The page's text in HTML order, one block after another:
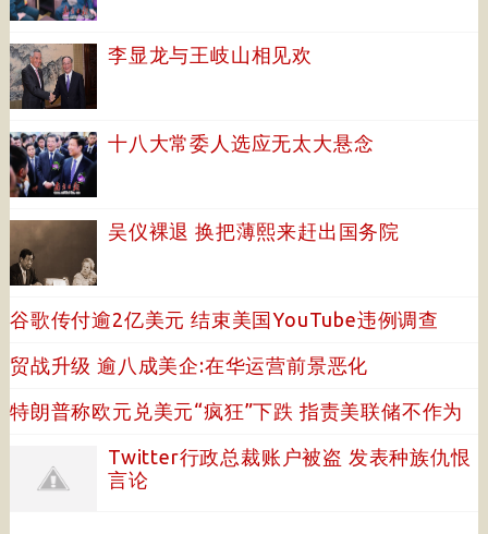
李显龙与王岐山相见欢
十八大常委人选应无太大悬念
吴仪裸退 换把薄熙来赶出国务院
谷歌传付逾2亿美元 结束美国YouTube违例调查
贸战升级 逾八成美企:在华运营前景恶化
特朗普称欧元兑美元“疯狂”下跌 指责美联储不作为
Twitter行政总裁账户被盗 发表种族仇恨
言论